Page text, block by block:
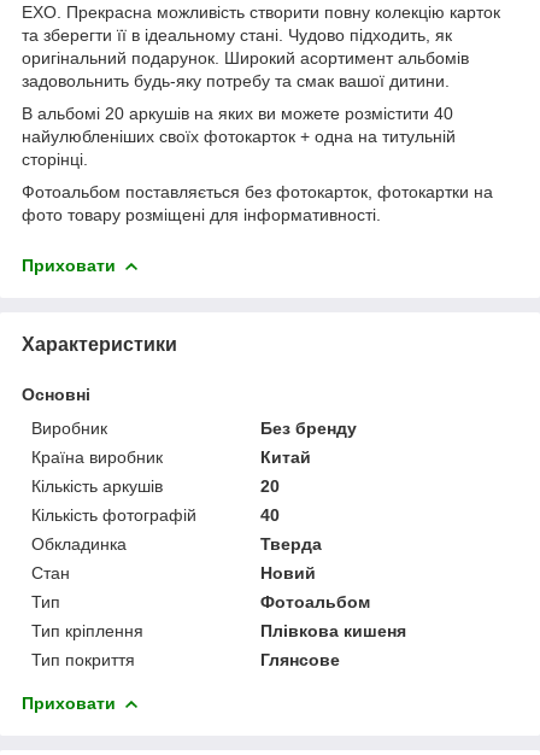
EXO. Прекрасна можливість створити повну колекцію карток
та зберегти її в ідеальному стані. Чудово підходить, як
оригінальний подарунок. Широкий асортимент альбомів
задовольнить будь-яку потребу та смак вашої дитини.
В альбомі 20 аркушів на яких ви можете розмістити 40
найулюбленіших своїх фотокарток + одна на титульній
сторінці.
Фотоальбом поставляється без фотокарток, фотокартки на
фото товару розміщені для інформативності.
Приховати
Характеристики
Основні
Виробник
Без бренду
Країна виробник
Китай
Кількість аркушів
20
Кількість фотографій
40
Обкладинка
Тверда
Стан
Новий
Тип
Фотоальбом
Тип кріплення
Плівкова кишеня
Тип покриття
Глянсове
Приховати